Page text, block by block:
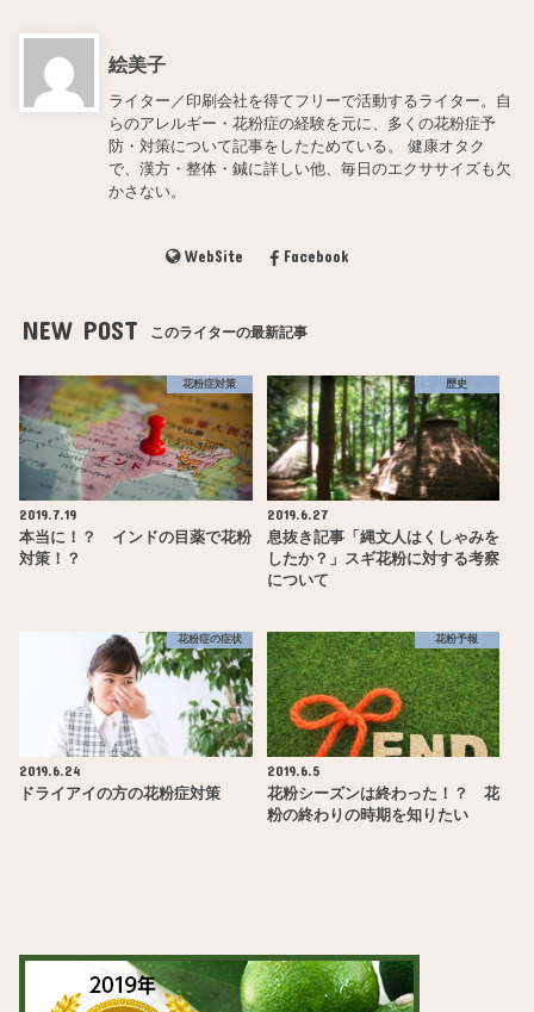
絵美子
ライター／印刷会社を得てフリーで活動するライター。自
らのアレルギー・花粉症の経験を元に、多くの花粉症予
防・対策について記事をしたためている。 健康オタク
で、漢方・整体・鍼に詳しい他、毎日のエクササイズも欠
かさない。
WebSite Facebook
NEW POST このライターの最新記事
花粉症対策
2019.7.19
本当に！？ インドの目薬で花粉
対策！？
歴史
2019.6.27
息抜き記事「縄文人はくしゃみを
したか？」スギ花粉に対する考察
について
花粉症の症状
2019.6.24
ドライアイの方の花粉症対策
花粉予報
2019.6.5
花粉シーズンは終わった！？ 花
粉の終わりの時期を知りたい